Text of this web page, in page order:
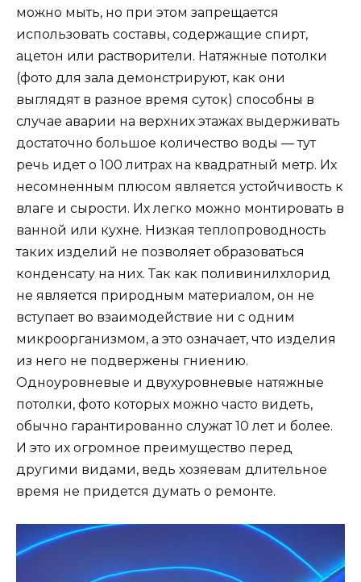
можно мыть, но при этом запрещается
использовать составы, содержащие спирт,
ацетон или растворители. Натяжные потолки
(фото для зала демонстрируют, как они
выглядят в разное время суток) способны в
случае аварии на верхних этажах выдерживать
достаточно большое количество воды — тут
речь идет о 100 литрах на квадратный метр. Их
несомненным плюсом является устойчивость к
влаге и сырости. Их легко можно монтировать в
ванной или кухне. Низкая теплопроводность
таких изделий не позволяет образоваться
конденсату на них. Так как поливинилхлорид
не является природным материалом, он не
вступает во взаимодействие ни с одним
микроорганизмом, а это означает, что изделия
из него не подвержены гниению.
Одноуровневые и двухуровневые натяжные
потолки, фото которых можно часто видеть,
обычно гарантированно служат 10 лет и более.
И это их огромное преимущество перед
другими видами, ведь хозяевам длительное
время не придется думать о ремонте.